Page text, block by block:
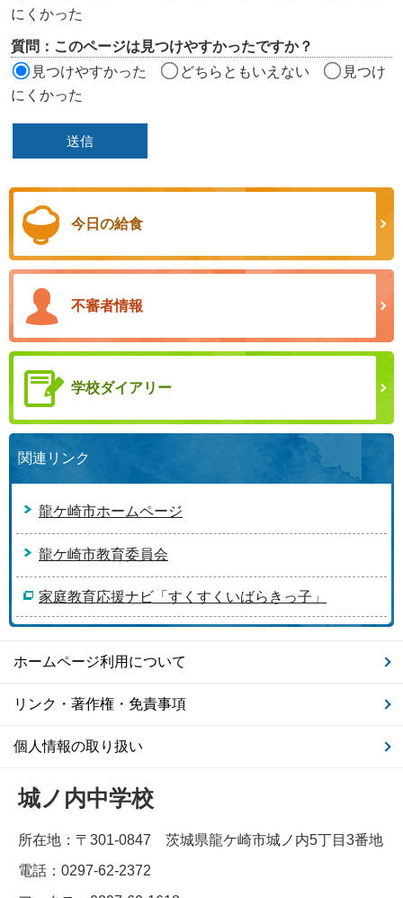
にくかった
質問：このページは見つけやすかったですか？
見つけやすかった
どちらともいえない
見つけ
にくかった
今日の給食
不審者情報
学校ダイアリー
関連リンク
龍ケ崎市ホームページ
龍ケ崎市教育委員会
家庭教育応援ナビ「すくすくいばらきっ子」
ホームページ利用について
リンク・著作権・免責事項
個人情報の取り扱い
城ノ内中学校
所在地：〒301-0847 茨城県龍ケ崎市城ノ内5丁目3番地
電話：0297-62-2372